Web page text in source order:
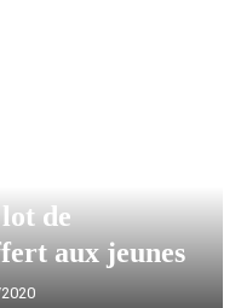
de
aux jeunes